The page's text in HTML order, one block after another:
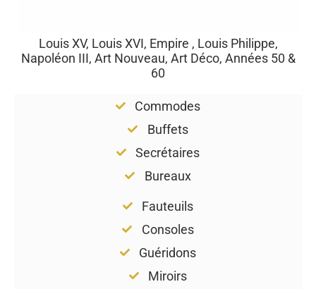
Louis XV, Louis XVI, Empire , Louis Philippe,
Napoléon III, Art Nouveau, Art Déco, Années 50 &
60
Commodes
Buffets
Secrétaires
Bureaux
Fauteuils
Consoles
Guéridons
Miroirs